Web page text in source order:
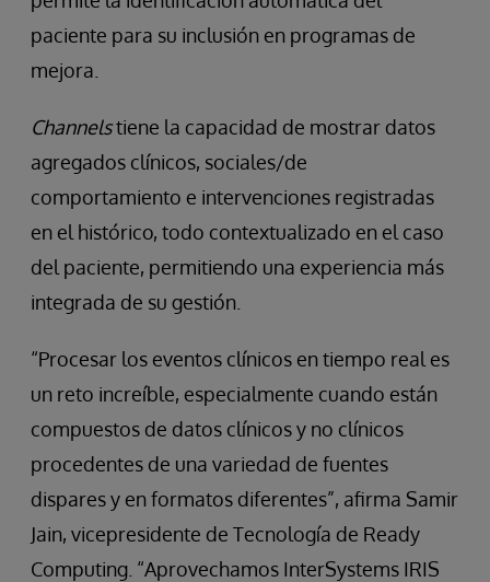
paciente para su inclusión en programas de
mejora.
Channelstiene la capacidad de mostrar datos
agregados clínicos, sociales/de
comportamiento e intervenciones registradas
en el histórico, todo contextualizado en el caso
del paciente, permitiendo una experiencia más
integrada de su gestión.
“Procesar los eventos clínicos en tiempo real es
un reto increíble, especialmente cuando están
compuestos de datos clínicos y no clínicos
procedentes de una variedad de fuentes
dispares y en formatos diferentes”, afirma Samir
Jain, vicepresidente de Tecnología de Ready
Computing. “Aprovechamos InterSystems IRIS